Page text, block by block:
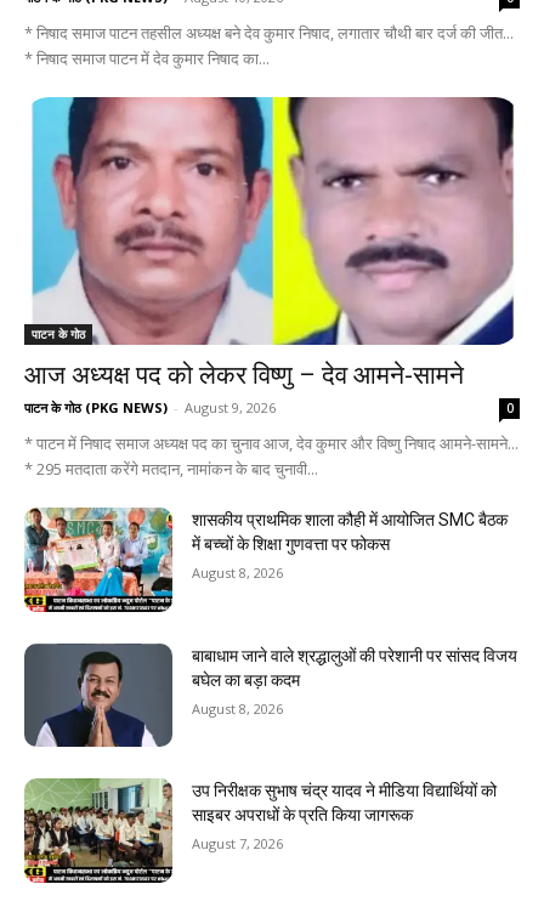
* निषाद समाज पाटन तहसील अध्यक्ष बने देव कुमार निषाद, लगातार चौथी बार दर्ज की जीत...
* निषाद समाज पाटन में देव कुमार निषाद का...
पाटन के गोठ
आज अध्यक्ष पद को लेकर विष्णु – देव आमने-सामने
पाटन के गोठ (PKG NEWS) - August 9, 2026 0
* पाटन में निषाद समाज अध्यक्ष पद का चुनाव आज, देव कुमार और विष्णु निषाद आमने-सामने...
* 295 मतदाता करेंगे मतदान, नामांकन के बाद चुनावी...
शासकीय प्राथमिक शाला कौही में आयोजित SMC बैठक
में बच्चों के शिक्षा गुणवत्ता पर फोकस
August 8, 2026
बाबाधाम जाने वाले श्रद्धालुओं की परेशानी पर सांसद विजय
बघेल का बड़ा कदम
August 8, 2026
उप निरीक्षक सुभाष चंद्र यादव ने मीडिया विद्यार्थियों को
साइबर अपराधों के प्रति किया जागरूक
August 7, 2026